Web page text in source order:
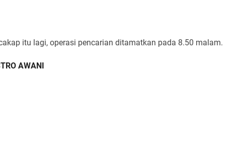
itu lagi, operasi pencarian ditamatkan pada 8.50 malam.
AWANI